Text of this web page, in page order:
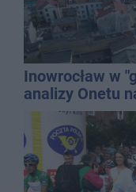
Inowrocław w
analizy Onetu
najbardziej